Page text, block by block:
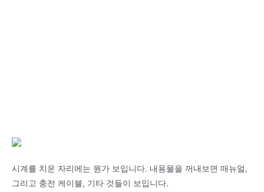
시계를 치운 자리에는 뭔가 보입니다. 내용물을 꺼내보면 매뉴얼,
그리고 충전 케이블, 기타 것들이 보입니다.